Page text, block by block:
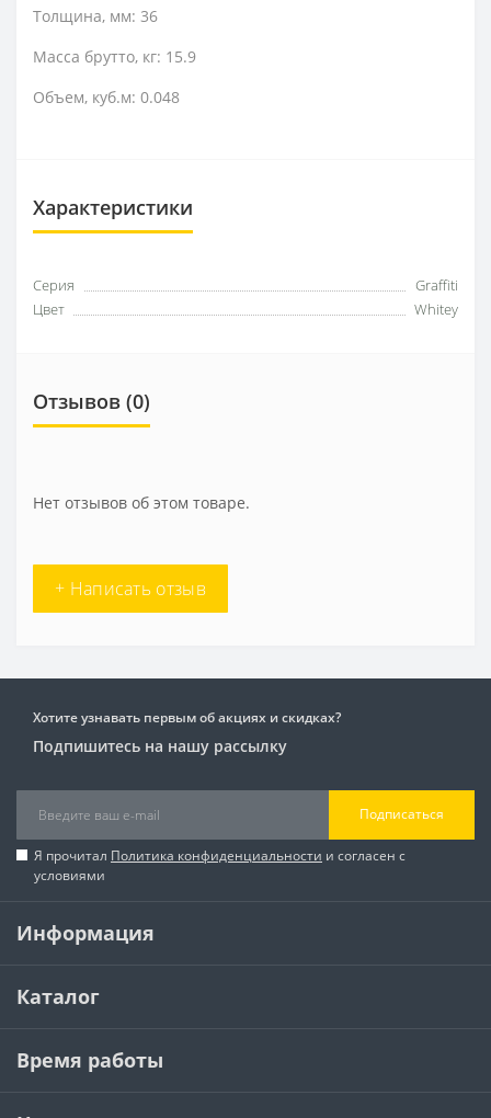
Толщина, мм: 36
Масса брутто, кг: 15.9
Объем, куб.м: 0.048
Характеристики
Серия
Graffiti
Цвет
Whitey
Отзывов (0)
Нет отзывов об этом товаре.
+ Написать отзыв
Хотите узнавать первым об акциях и скидках?
Подпишитесь на нашу рассылку
Подписаться
Я прочитал Политика конфиденциальности и согласен с
условиями
Информация
Каталог
Время работы